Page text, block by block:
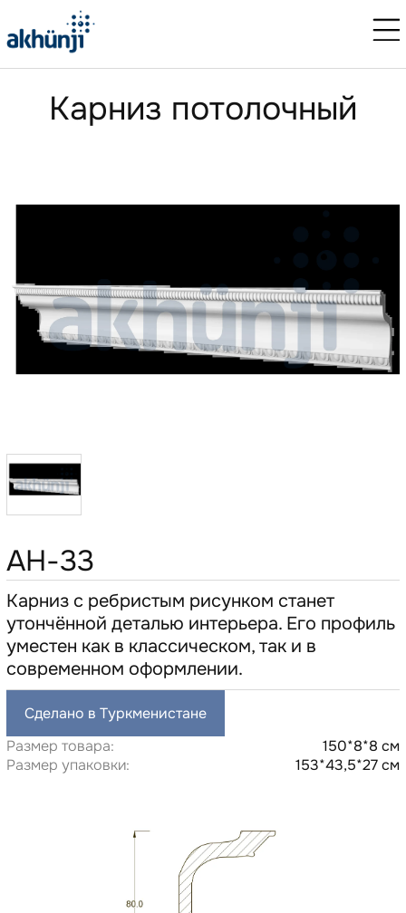
Карниз потолочный
AH-33
Карниз с ребристым рисунком станет
утончённой деталью интерьера. Его профиль
уместен как в классическом, так и в
современном оформлении.
Сделано в Туркменистане
Размер товара:
150*8*8 см
Размер упаковки:
153*43,5*27 см